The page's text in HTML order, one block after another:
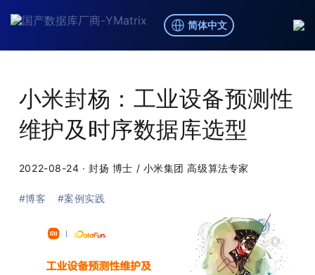
简体中文
小米封杨：工业设备预测性
维护及时序数据库选型
2022-08-24 ·封扬 博士 / 小米集团 高级算法专家
#博客 #案例实践